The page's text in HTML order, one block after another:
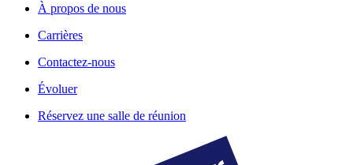
À propos de nous
Carrières
Contactez-nous
Évoluer
Réservez une salle de réunion